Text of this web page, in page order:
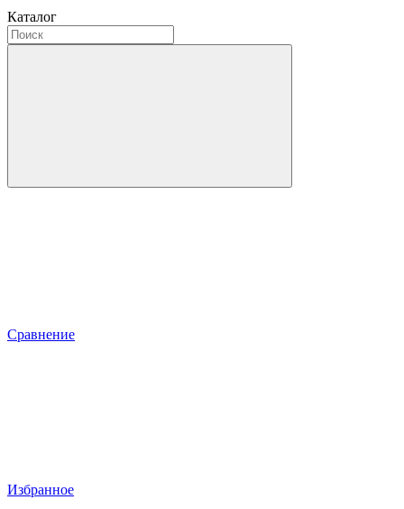
Каталог
Сравнение
Избранное